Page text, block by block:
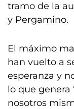
tramo de la
y Pergamino.
El máximo
han vuelto a
esperanza y
lo que genera
nosotros